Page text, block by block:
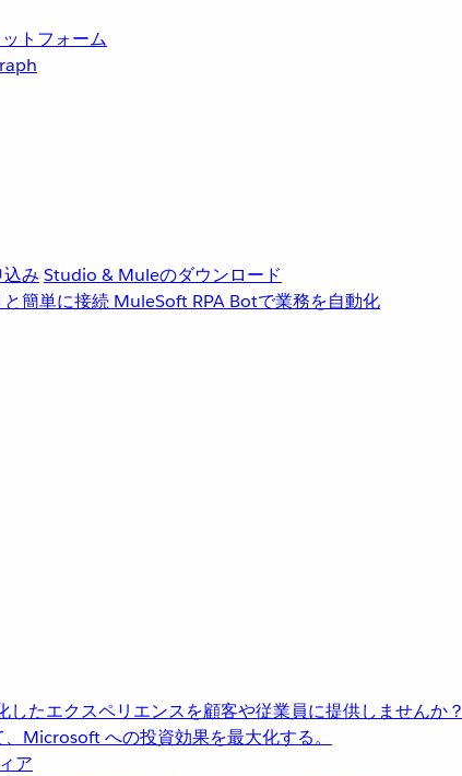
トフォーム
み Studio & Muleのダウンロード
簡単に接続 MuleSoft RPA Botで業務を自動化
したエクスペリエンスを顧客や従業員に提供しませんか？
Microsoft への投資効果を最大化する。
ア